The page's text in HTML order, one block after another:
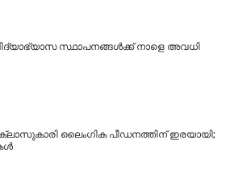
സ്ഥാപനങ്ങൾക്ക് നാളെ അവധി
ക്ലാസുകാരി ലൈംഗിക പീഡനത്തിന് ഇരയായി;